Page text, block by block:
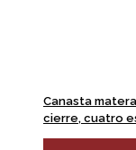
Canasta
cierre, cuatro